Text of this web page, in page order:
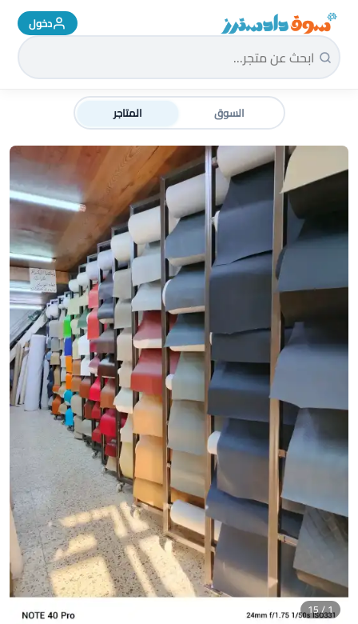
سوق دادسترز الرئيسية دخول
السوق المتاجر
1 / 15